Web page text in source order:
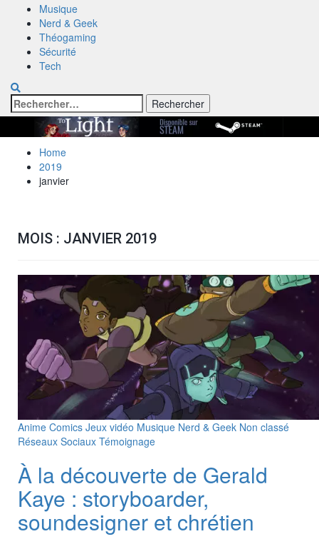
Musique
Nerd & Geek
Théogaming
Sécurité
Tech
Rechercher :
Home
2019
janvier
MOIS : JANVIER 2019
Anime Comics Jeux vidéo Musique Nerd & Geek Non classé
Réseaux Sociaux Témoignage
À la découverte de Gerald
Kaye : storyboarder,
soundesigner et chrétien